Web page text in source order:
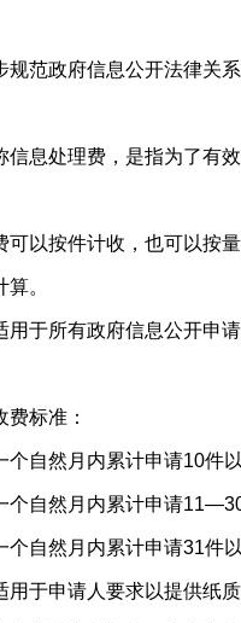
范政府信息公开法律关
息处理费，是指为了有
以按件计收，也可以按
。
于所有政府信息公开申
标准：
然月内累计申请10件以
自然月内累计申请11—30
然月内累计申请31件以
用于申请人要求以提供纸